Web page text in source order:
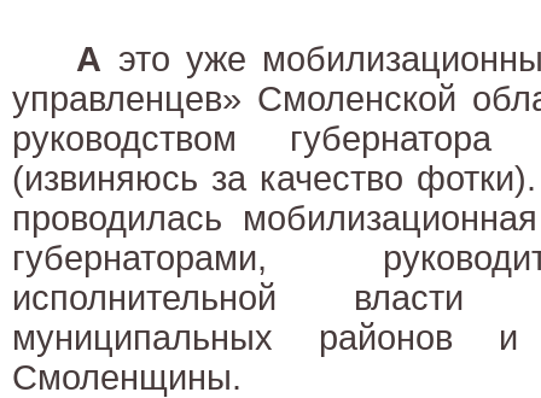
А это уже
управленцев» Смоленской
руководством
(извиняюсь за качество
проводилась
губернаторами,
исполнительной власти
муниципальных районов и
Смоленщины.